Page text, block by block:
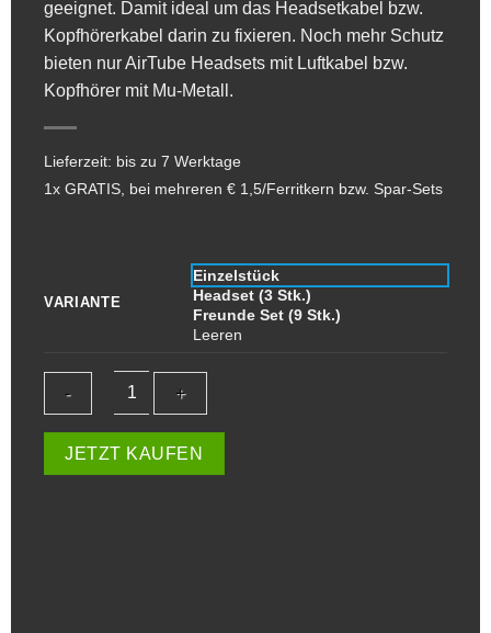
geeignet. Damit ideal um das Headsetkabel bzw.
Kopfhörerkabel darin zu fixieren. Noch mehr Schutz
bieten nurAirTube Headsets mit Luftkabel bzw.
Kopfhörer mit Mu-Metall .
Lieferzeit: bis zu 7 Werktage
1x GRATIS, bei mehreren € 1,5/Ferritkern bzw. Spar-Sets
VARIANTE
Einzelstück
Headset (3 Stk.)
Freunde Set (9 Stk.)
Leeren
Ferritkern
JETZT KAUFEN